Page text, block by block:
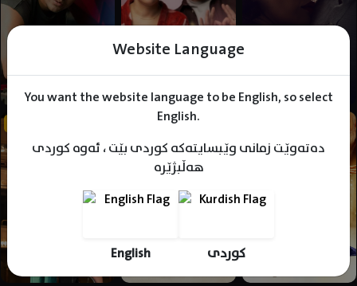
Website Language
You want the website language to be English, so select
English.
دەتەوێت زمانی وێبسایتەکە کوردی بێت ، ئەوە کوردی
هەڵبژێرە
English کوردی